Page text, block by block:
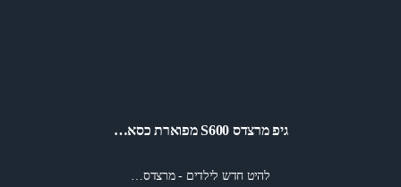
גיפ מרצדס S600 מפוארת כסא…
להיט חדש לילדים - מרצדס…